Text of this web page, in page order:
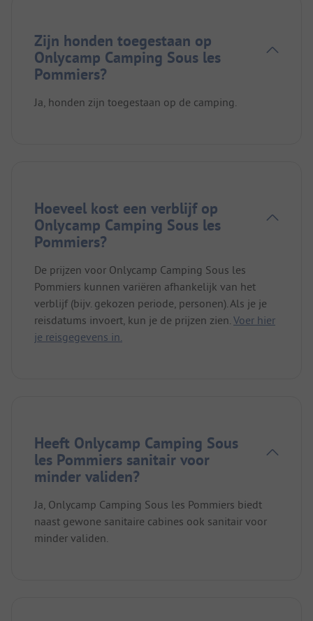
Zijn honden toegestaan op
Onlycamp Camping Sous les
Pommiers?
Ja, honden zijn toegestaan op de camping.
Hoeveel kost een verblijf op
Onlycamp Camping Sous les
Pommiers?
De prijzen voor Onlycamp Camping Sous les
Pommiers kunnen variëren afhankelijk van het
verblijf (bijv. gekozen periode, personen). Als je je
reisdatums invoert, kun je de prijzen zien. Voer hier
je reisgegevens in.
Heeft Onlycamp Camping Sous
les Pommiers sanitair voor
minder validen?
Ja, Onlycamp Camping Sous les Pommiers biedt
naast gewone sanitaire cabines ook sanitair voor
minder validen.